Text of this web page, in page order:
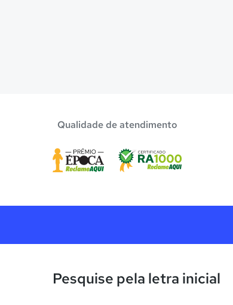
Qualidade de atendimento
Pesquise pela letra inicial